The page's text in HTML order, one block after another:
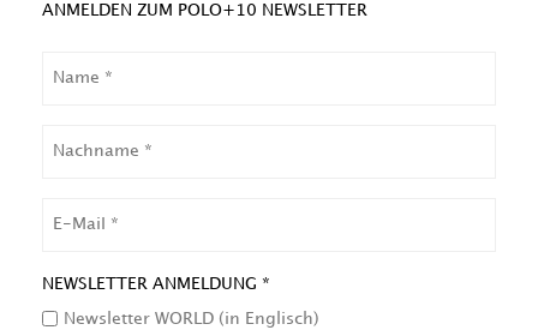
ANMELDEN ZUM POLO+10 NEWSLETTER
NEWSLETTER ANMELDUNG *
Newsletter WORLD (in Englisch)